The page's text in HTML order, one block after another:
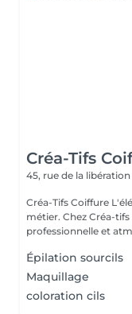
Créa-Tifs
45, rue de la libération
Créa-Tifs Coiffure L'élégance, le soin et l'humain au cur de notre
métier. Chez Créa-
professionnelle et
Épilation sourcils
Maquillage
coloration cils